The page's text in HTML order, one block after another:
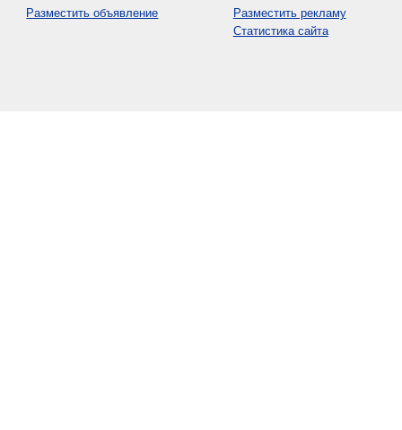
Разместить объявление
Разместить рекламу
Статистика сайта